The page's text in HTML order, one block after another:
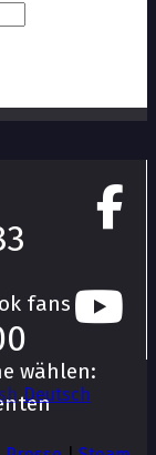
fans
wählen:
Deutsch